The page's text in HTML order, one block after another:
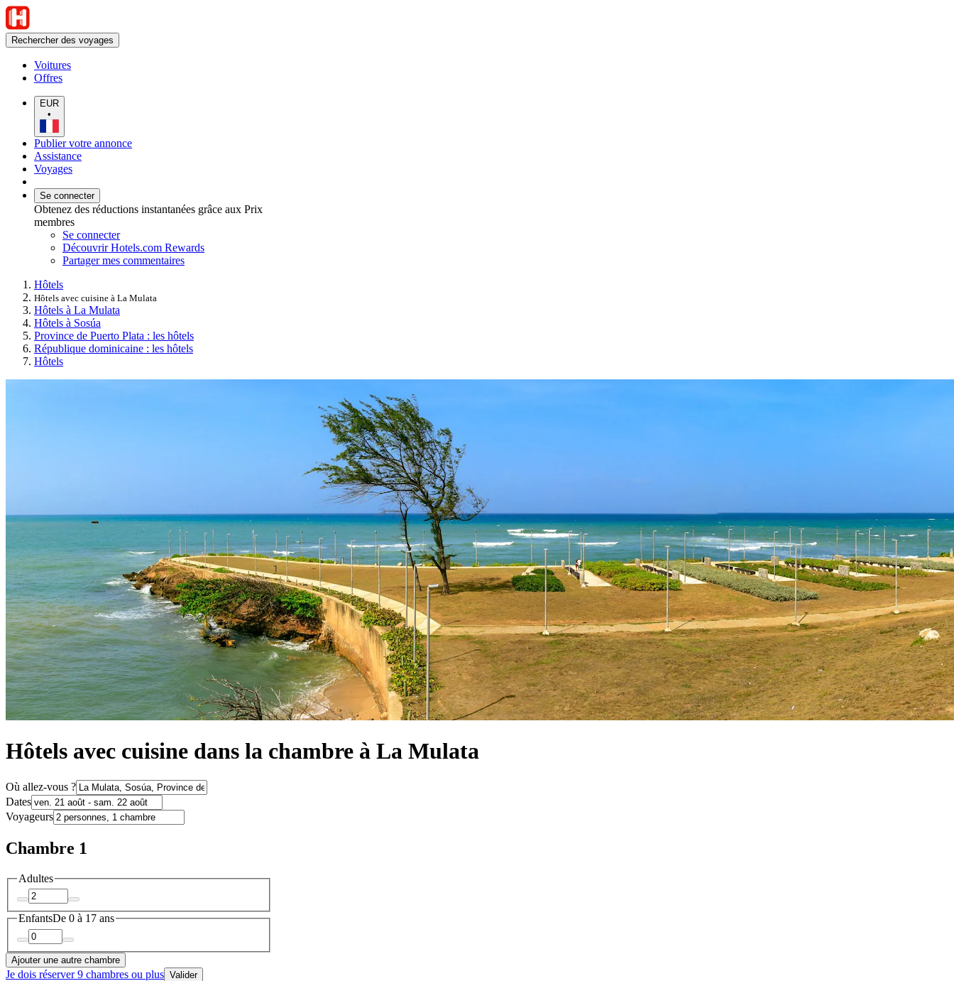
Rechercher des voyages
Voitures
Offres
EUR
•
Publier votre annonce
Assistance
Voyages
Se connecter
Obtenez des réductions instantanées grâce aux Prix
membres
Se connecter
Découvrir Hotels.com Rewards
Partager mes commentaires
Hôtels
Hôtels avec cuisine à La Mulata
Hôtels à La Mulata
Hôtels à Sosúa
Province de Puerto Plata : les hôtels
République dominicaine : les hôtels
Hôtels
Hôtels avec cuisine dans la chambre à La Mulata
Où allez-vous ?
Dates
Voyageurs
Chambre 1
Adultes
EnfantsDe 0 à 17 ans
Ajouter une autre chambre
Je dois réserver 9 chambres ou plus Valider